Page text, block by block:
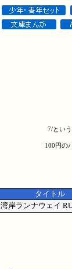
7/とい
100円の
タイトル
湾岸ランナウェイ